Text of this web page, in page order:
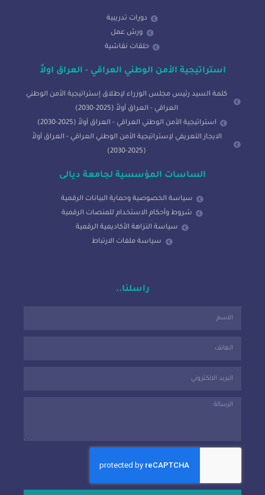
دورات تدريبية
ورش عمل
حلقات نقاشية
استراتيجية الأمن الوطني العراقي - العراق اولاً
كلمة السيد رئيس مجلس الوزراء لإطلاق إستراتيجية الأمن الوطني
العراقي - العراق أولاً (2025-2030)
استراتيجية الأمن الوطني العراقي - العراق أولاً (2025-2030)
الايجاز التعريفي لإستراتيجية الأمن الوطني العراقي - العراق أولاً
(2025-2030)
الساسات المؤسسية لجامعة ديالى
سياسة الخصوصية وحماية البيانات الرقمية
شروط وأحكام الاستخدام للمنصات الرقمية
سياسة النزاهة الأكاديمية الرقمية
سياسة ملفات الارتباط
راسلنا..